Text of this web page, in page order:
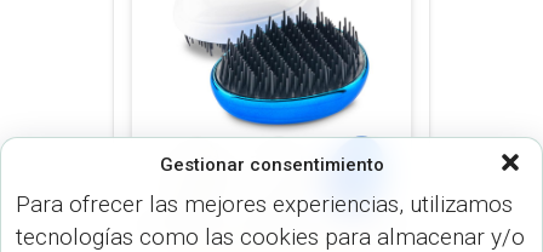
Gestionar consentimiento
Para ofrecer las mejores experiencias, utilizamos
tecnologías como las cookies para almacenar y/o